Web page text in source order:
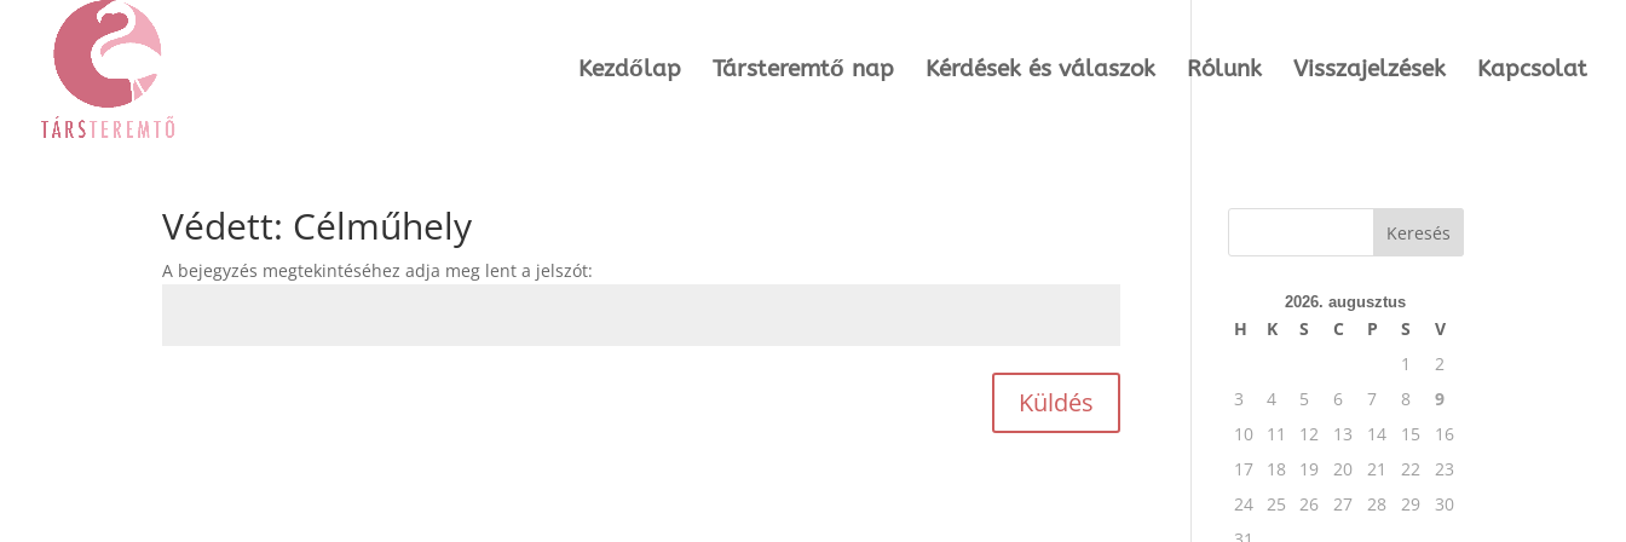
Kezdőlap Társteremtő nap Kérdések és válaszok Rólunk Visszajelzések Kapcsolat
Védett: Célműhely
A bejegyzés megtekintéséhez adja meg lent a jelszót:
Küldés
2026. augusztus
H K S C P S
V
1
2
3
4 5 6 7 8
9
10
11 12 13 14 15
16
17
18 19 20 21 22
23
24 25 26 27 28 29
30